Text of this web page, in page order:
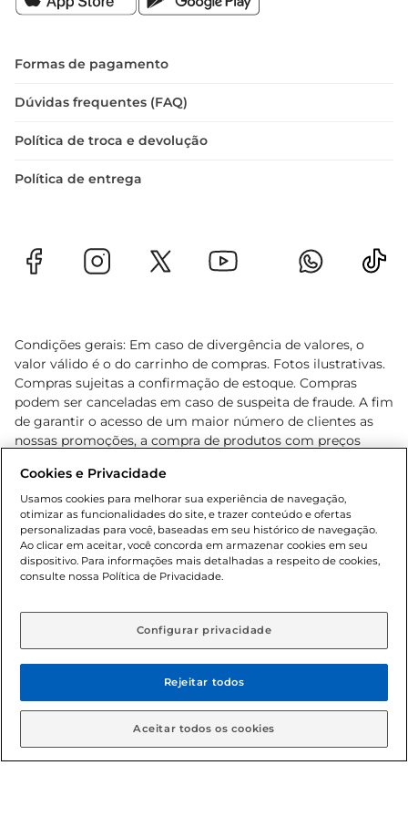
Tipo: Charque coxão
Embalagem: A vácuo
Com a charque coxão, você traz para sua mesa
gastronômica rica e saborosa, perfeita para
Formas de pagamento
Dúvidas frequentes (FAQ)
Política de troca e devolução
Política de entrega
Condições gerais: Em caso de divergência de valores, o
valor válido é o do carrinho de compras. Fotos ilustrativas.
Compras sujeitas a confirmação de estoque. Compras
podem ser canceladas em caso de suspeita de fraude. A fim
de garantir o acesso de um maior número de clientes as
nossas promoções, a compra de produtos com preços
cliente. Os preços, ofertas e condições são exclusivos para
o e-commerce e válidos durante o dia de hoje, podendo
sofrer alterações sem prévia notificação. Proibida a venda
de bebidas alcoólicas para menores de 18 anos, conforme
Lei n.º 8069/90, art. 81, inciso II (Estatuto da Criança e do
Adolescente). Preços e condições exclusivos para o
aviso prévio. O valor mínimo para as compras on-line é de
© 2026 Copyright. Todos os direitos
reservados Gbarbosa.
Cookies e Privacidade
Usamos cookies para melhorar sua experiência de navegação,
otimizar as funcionalidades do site, e trazer conteúdo e ofertas
personalizadas para você, baseadas em seu histórico de navegação.
Ao clicar em aceitar, você concorda em armazenar cookies em seu
dispositivo. Para informações mais detalhadas a respeito de cookies,
consulte nossa Política de Privacidade.
Configurar privacidade
Rejeitar todos
Aceitar todos os cookies